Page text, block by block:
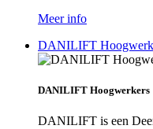
Meer info
DANILIFT
DANILIFT Hoogwerkers
DANILIFT is een